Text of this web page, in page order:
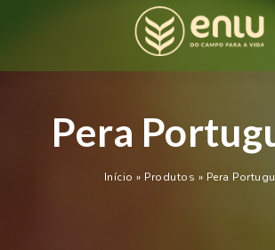
HOME
PRODUTOS
Pera
Início » Produtos » Pera